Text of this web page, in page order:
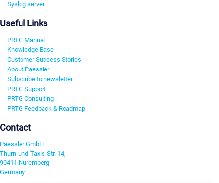
Syslog server
Useful Links
PRTG Manual
Knowledge Base
Customer Success Stories
About Paessler
Subscribe to newsletter
PRTG Support
PRTG Consulting
PRTG Feedback & Roadmap
Contact
Paessler GmbH
Thurn-und-Taxis-Str. 14,
90411 Nuremberg
Germany